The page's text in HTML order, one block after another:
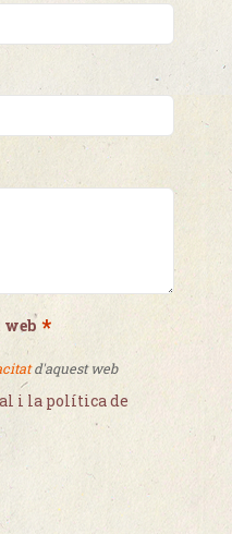
*
d'aquest web
i la política de